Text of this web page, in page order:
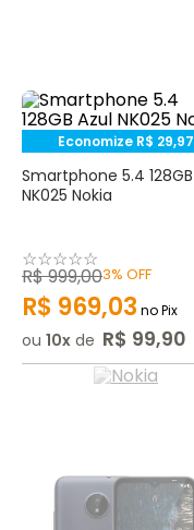
Economize R$ 29,97
Smartphone 5.4
NK025 Nokia
☆☆☆☆☆
R$999,003% OFF
R$ 969,03 no Pix
ou 10 de R$ 99,90